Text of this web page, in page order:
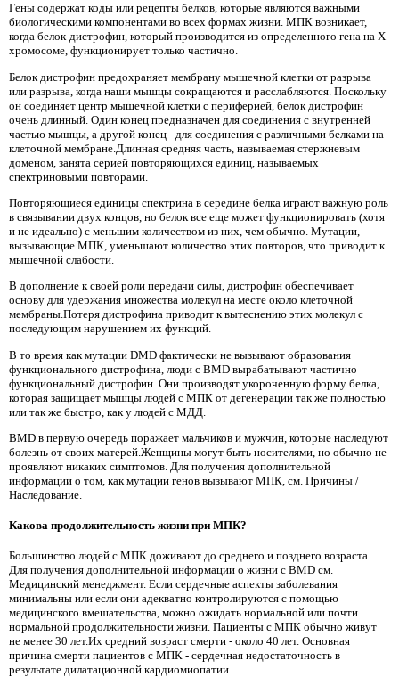
Гены содержат коды или рецепты белков, которые являются важными
биологическими компонентами во всех формах жизни. МПК возникает,
когда белок-дистрофин, который производится из определенного гена на Х-
хромосоме, функционирует только частично.
Белок дистрофин предохраняет мембрану мышечной клетки от разрыва
или разрыва, когда наши мышцы сокращаются и расслабляются. Поскольку
он соединяет центр мышечной клетки с периферией, белок дистрофин
очень длинный. Один конец предназначен для соединения с внутренней
частью мышцы, а другой конец - для соединения с различными белками на
клеточной мембране.Длинная средняя часть, называемая стержневым
доменом, занята серией повторяющихся единиц, называемых
спектриновыми повторами.
Повторяющиеся единицы спектрина в середине белка играют важную роль
в связывании двух концов, но белок все еще может функционировать (хотя
и не идеально) с меньшим количеством из них, чем обычно. Мутации,
вызывающие МПК, уменьшают количество этих повторов, что приводит к
мышечной слабости.
В дополнение к своей роли передачи силы, дистрофин обеспечивает
основу для удержания множества молекул на месте около клеточной
мембраны.Потеря дистрофина приводит к вытеснению этих молекул с
последующим нарушением их функций.
В то время как мутации DMD фактически не вызывают образования
функционального дистрофина, люди с BMD вырабатывают частично
функциональный дистрофин. Они производят укороченную форму белка,
которая защищает мышцы людей с МПК от дегенерации так же полностью
или так же быстро, как у людей с МДД.
BMD в первую очередь поражает мальчиков и мужчин, которые наследуют
болезнь от своих матерей.Женщины могут быть носителями, но обычно не
проявляют никаких симптомов. Для получения дополнительной
информации о том, как мутации генов вызывают МПК, см. Причины /
Наследование.
Какова продолжительность жизни при МПК?
Большинство людей с МПК доживают до среднего и позднего возраста.
Для получения дополнительной информации о жизни с BMD см.
Медицинский менеджмент. Если сердечные аспекты заболевания
минимальны или если они адекватно контролируются с помощью
медицинского вмешательства, можно ожидать нормальной или почти
нормальной продолжительности жизни. Пациенты с МПК обычно живут
не менее 30 лет.Их средний возраст смерти - около 40 лет. Основная
причина смерти пациентов с МПК - сердечная недостаточность в
результате дилатационной кардиомиопатии.